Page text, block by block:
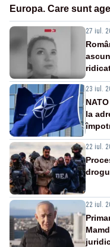
Europa. Care sunt
27 iul.
23 iul.
la
22 iul.
22 iul.